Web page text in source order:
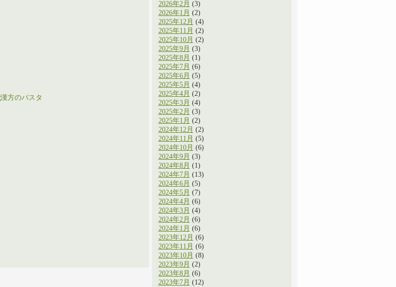
2026年2月 (3)
2026年1月 (2)
2025年12月 (4)
2025年11月 (2)
2025年10月 (2)
2025年9月 (3)
2025年8月 (1)
2025年7月 (6)
2025年6月 (5)
2025年5月 (4)
2025年4月 (2)
2025年3月 (4)
2025年2月 (3)
2025年1月 (2)
2024年12月 (2)
2024年11月 (5)
2024年10月 (6)
2024年9月 (3)
2024年8月 (1)
2024年7月 (13)
2024年6月 (5)
2024年5月 (7)
2024年4月 (6)
2024年3月 (4)
2024年2月 (6)
2024年1月 (6)
2023年12月 (6)
2023年11月 (6)
2023年10月 (8)
2023年9月 (2)
2023年8月 (6)
2023年7月 (12)